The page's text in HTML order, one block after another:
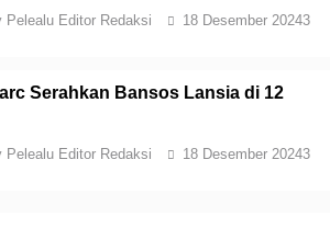
Pelealu Editor Redaksi 18 Desember 20243
Serahkan Bansos Lansia di 12
Pelealu Editor Redaksi 18 Desember 20243